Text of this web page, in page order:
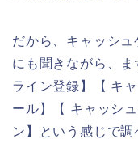
だから、キャッシ
にも聞きながら、
ライン登録】【 キ
ール】【 キャッシ
ン】という感じで調